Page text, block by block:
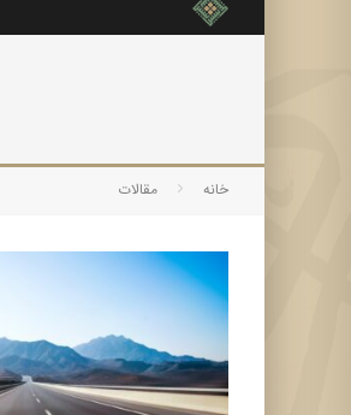
خانه مقالات